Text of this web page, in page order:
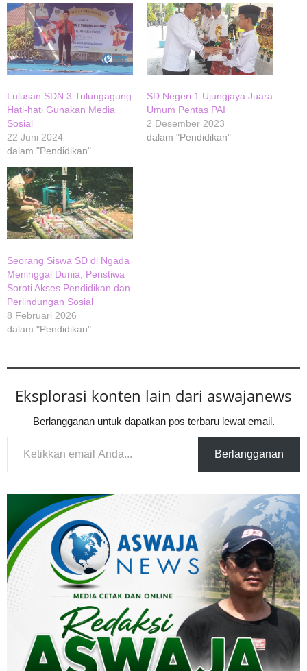
Lulusan SDN 3 Tulungagung
Hati-hati Gunakan Media
Sosial
22 Juni 2024
dalam "Pendidikan"
SD Negeri 1 Ujungjaya Juara
Umum Pentas PAI
2 Desember 2023
dalam "Pendidikan"
Seorang Siswa SD di Ngada
Meninggal Dunia, Peristiwa
Soroti Akses Pendidikan dan
Perlindungan Sosial
8 Februari 2026
dalam "Pendidikan"
Eksplorasi konten lain dari aswajanews
Berlangganan untuk dapatkan pos terbaru lewat email.
Ketikkan email Anda...
Berlangganan